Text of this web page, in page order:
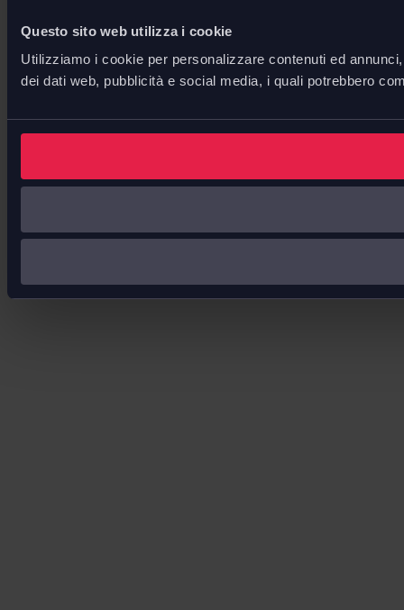
Questo sito web utilizza i cookie
Utilizziamo i cookie per personalizzare contenuti ed
dei dati web, pubblicità e social media, i quali potrebbero